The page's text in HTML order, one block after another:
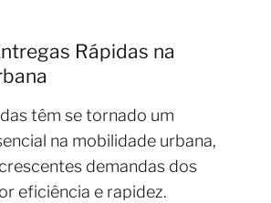
Rápidas na
têm se tornado um
na mobilidade urbana,
demandas dos
eficiência e rapidez.